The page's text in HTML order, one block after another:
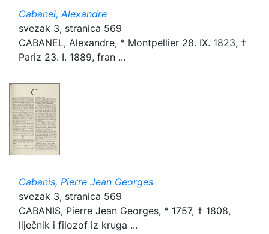
Cabanel, Alexandre
svezak 3, stranica 569
CABANEL, Alexandre, * Montpellier 28. IX. 1823, †
Pariz 23. I. 1889, fran ...
Cabanis, Pierre Jean Georges
svezak 3, stranica 569
CABANIS, Pierre Jean Georges, * 1757, † 1808,
liječnik i filozof iz kruga ...